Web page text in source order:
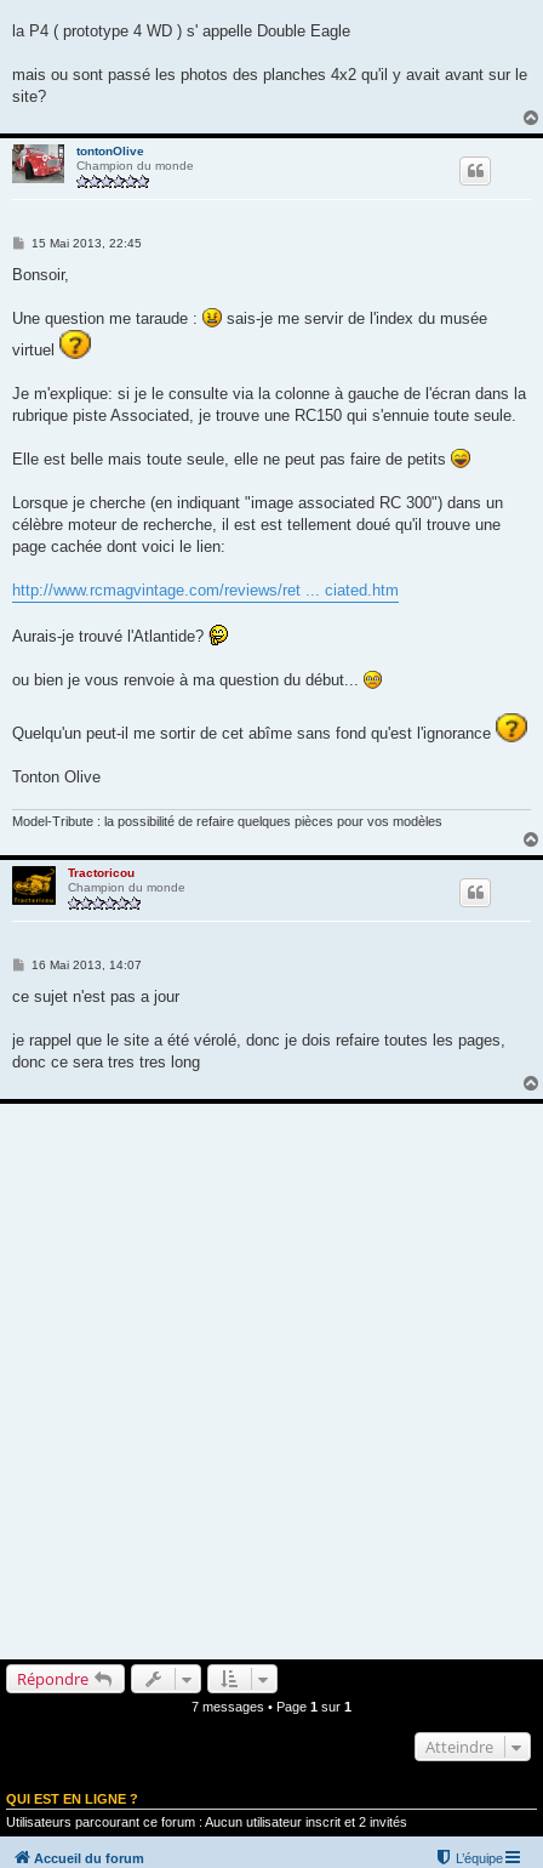
la P4 ( prototype 4 WD ) s' appelle Double Eagle
mais ou sont passé les photos des planches 4x2 qu'il y avait avant sur le
site?
tontonOlive
Champion du monde
M
s
g
15 Mai 2013, 22:45
Bonsoir,
Une question me taraude :
sais-je me servir de l'index du musée
virtuel
Je m'explique: si je le consulte via la colonne à gauche de l'écran dans la
rubrique piste Associated, je trouve une RC150 qui s'ennuie toute seule.
Elle est belle mais toute seule, elle ne peut pas faire de petits
Lorsque je cherche (en indiquant "image associated RC 300") dans un
célèbre moteur de recherche, il est est tellement doué qu'il trouve une
page cachée dont voici le lien:
http://www.rcmagvintage.com/reviews/ret ... ciated.htm
Aurais-je trouvé l'Atlantide?
ou bien je vous renvoie à ma question du début...
Quelqu'un peut-il me sortir de cet abîme sans fond qu'est l'ignorance
Tonton Olive
Model-Tribute : la possibilité de refaire quelques pièces pour vos modèles
Tractoricou
Champion du monde
M
s
g
16 Mai 2013, 14:07
ce sujet n'est pas a jour
je rappel que le site a été vérolé, donc je dois refaire toutes les pages,
donc ce sera tres tres long
Répondre
7 messages • Page 1 sur 1
Atteindre
QUI EST EN LIGNE ?
Utilisateurs parcourant ce forum : Aucun utilisateur inscrit et 2 invités
Accueil du forum L’équipe